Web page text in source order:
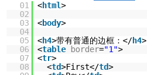
01 <html>
02
03
<body>
04
05
<h4>带有普通的边框：</h4>
06
<table border="1">
07
<tr>
08
<td>First</td>